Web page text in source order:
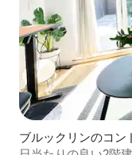
ブルックリンのコン